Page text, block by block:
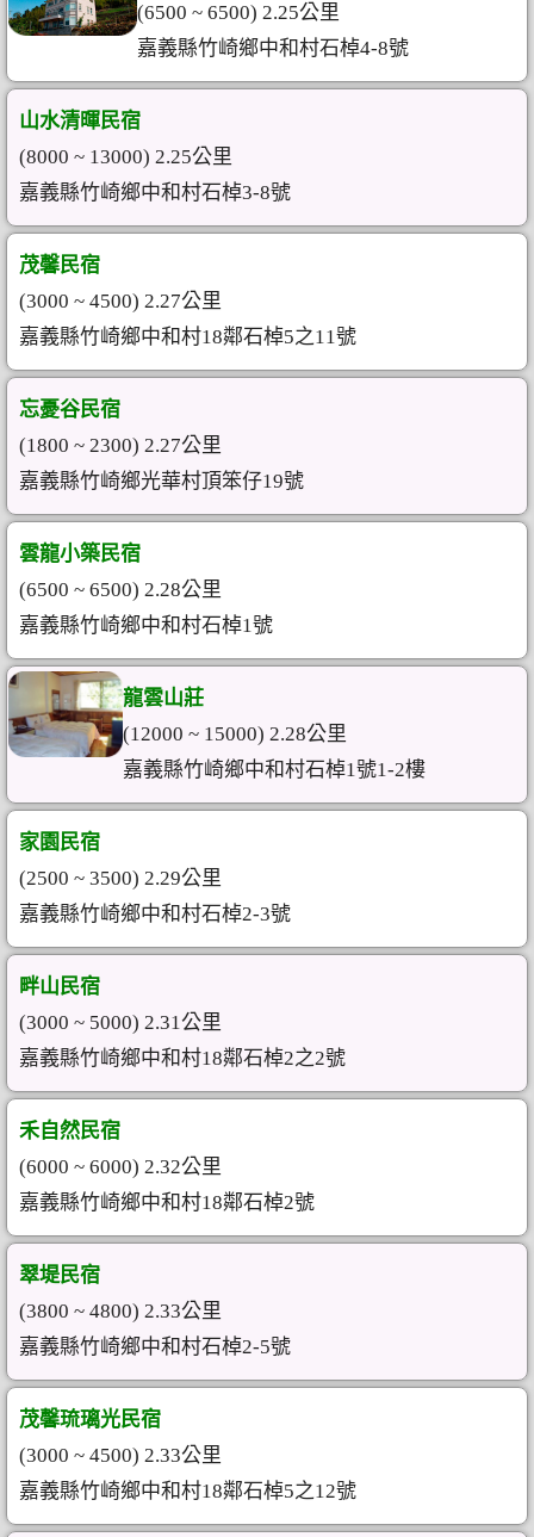
(6500 ~ 6500) 2.25公里
嘉義縣竹崎鄉中和村石棹4-8號
山水清暉民宿
(8000 ~ 13000) 2.25公里
嘉義縣竹崎鄉中和村石棹3-8號
茂馨民宿
(3000 ~ 4500) 2.27公里
嘉義縣竹崎鄉中和村18鄰石棹5之11號
忘憂谷民宿
(1800 ~ 2300) 2.27公里
嘉義縣竹崎鄉光華村頂笨仔19號
雲龍小築民宿
(6500 ~ 6500) 2.28公里
嘉義縣竹崎鄉中和村石棹1號
龍雲山莊
(12000 ~ 15000) 2.28公里
嘉義縣竹崎鄉中和村石棹1號1-2樓
家園民宿
(2500 ~ 3500) 2.29公里
嘉義縣竹崎鄉中和村石棹2-3號
畔山民宿
(3000 ~ 5000) 2.31公里
嘉義縣竹崎鄉中和村18鄰石棹2之2號
禾自然民宿
(6000 ~ 6000) 2.32公里
嘉義縣竹崎鄉中和村18鄰石棹2號
翠堤民宿
(3800 ~ 4800) 2.33公里
嘉義縣竹崎鄉中和村石棹2-5號
茂馨琉璃光民宿
(3000 ~ 4500) 2.33公里
嘉義縣竹崎鄉中和村18鄰石棹5之12號